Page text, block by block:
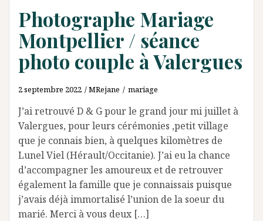
Photographe Mariage
Montpellier / séance
photo couple à Valergues
2 septembre 2022 MRejane mariage
J’ai retrouvé D & G pour le grand jour mi juillet à
Valergues, pour leurs cérémonies ,petit village
que je connais bien, à quelques kilomètres de
Lunel Viel (Hérault/Occitanie). J’ai eu la chance
d’accompagner les amoureux et de retrouver
également la famille que je connaissais puisque
j’avais déjà immortalisé l’union de la soeur du
marié. Merci à vous deux […]